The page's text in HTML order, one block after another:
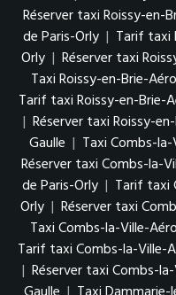
Réserver taxi Roissy-en-
de Paris-Orly | Tarif taxi
Orly | Réserver taxi
Taxi Roissy-en-Brie-
Tarif taxi Roissy-en-Brie-
| Réserver taxi Roissy-
Gaulle | Taxi Combs-la-
Réserver taxi Combs-la-
de Paris-Orly | Tarif taxi
Orly | Réserver taxi
Taxi Combs-la-Ville-
Tarif taxi Combs-la-Ville-
| Réserver taxi Combs-